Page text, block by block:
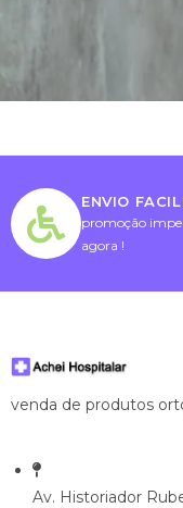
ENVIO
promoção
agora !
venda de produtos
Av. Historiador